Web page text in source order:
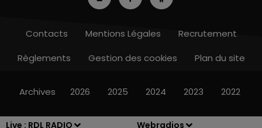
Live : RDL RADIO Webradios
7h00 - 10h00
Contacts Mentions Légales
Recrutement
Règlements
Gestion des cookies Plan du site
Archives 2026 2025 2024 2023 2022